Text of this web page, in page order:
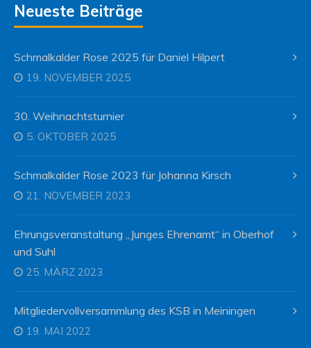
Neueste Beiträge
Schmalkalder Rose 2025 für Daniel Hilpert
19. NOVEMBER 2025
30. Weihnachtsturnier
5. OKTOBER 2025
Schmalkalder Rose 2023 für Johanna Kirsch
21. NOVEMBER 2023
Ehrungsveranstaltung „Junges Ehrenamt“ in Oberhof
und Suhl
25. MÄRZ 2023
Mitgliedervollversammlung des KSB in Meiningen
19. MAI 2022